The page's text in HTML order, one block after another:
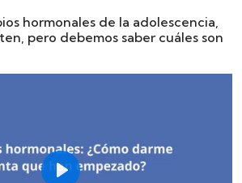
hormonales de la adolescencia,
pero debemos saber cuáles son